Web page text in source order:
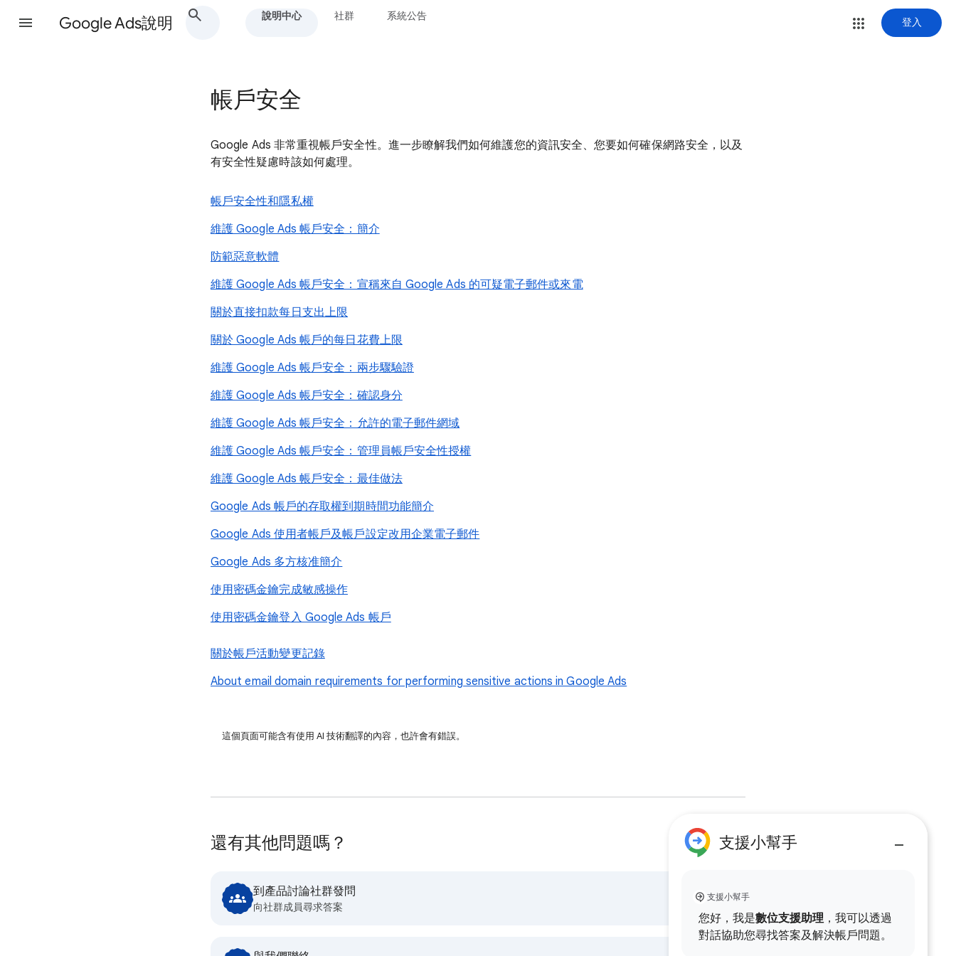
Google Ads說明 說明中心 社群 系統公告 登入
帳戶安全
Google Ads 非常重視帳戶安全性。進一步瞭解我們如何維護您的資訊安全、您要如何確保網路安全，以及
有安全性疑慮時該如何處理。
帳戶安全性和隱私權
維護 Google Ads 帳戶安全：簡介
防範惡意軟體
維護 Google Ads 帳戶安全：宣稱來自 Google Ads 的可疑電子郵件或來電
關於直接扣款每日支出上限
關於 Google Ads 帳戶的每日花費上限
維護 Google Ads 帳戶安全：兩步驟驗證
維護 Google Ads 帳戶安全：確認身分
維護 Google Ads 帳戶安全：允許的電子郵件網域
維護 Google Ads 帳戶安全：管理員帳戶安全性授權
維護 Google Ads 帳戶安全：最佳做法
Google Ads 帳戶的存取權到期時間功能簡介
Google Ads 使用者帳戶及帳戶設定改用企業電子郵件
Google Ads 多方核准簡介
使用密碼金鑰完成敏感操作
使用密碼金鑰登入 Google Ads 帳戶
關於帳戶活動變更記錄
About email domain requirements for performing sensitive actions in Google Ads
這個頁面可能含有使用 AI 技術翻譯的內容，也許會有錯誤。
還有其他問題嗎？
到產品討論社群發問
向社群成員尋求答案
支援小幫手
支援小幫手
您好，我是數位支援助理，我可以透過
對話協助您尋找答案及解決帳戶問題。